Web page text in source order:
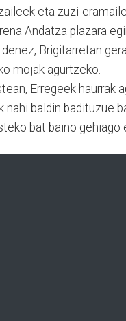
eta zuzi-
Andatza plazara
Brigitarretan
mojak agurtzeko.
Erregeek haurrak
nahi baldin badituzue
bat baino gehiago